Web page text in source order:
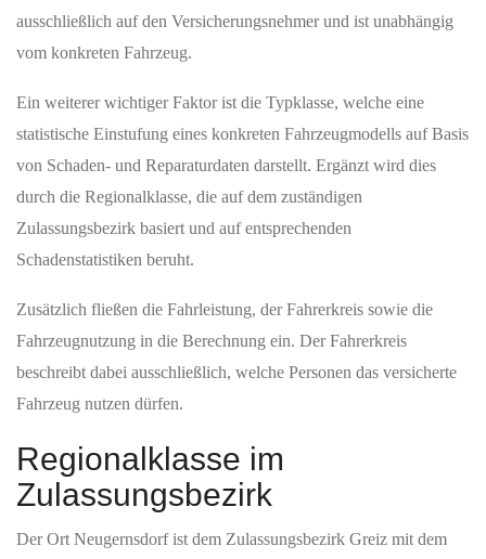
ausschließlich auf den Versicherungsnehmer und ist unabhängig
vom konkreten Fahrzeug.
Ein weiterer wichtiger Faktor ist die Typklasse, welche eine
statistische Einstufung eines konkreten Fahrzeugmodells auf Basis
von Schaden- und Reparaturdaten darstellt. Ergänzt wird dies
durch die Regionalklasse, die auf dem zuständigen
Zulassungsbezirk basiert und auf entsprechenden
Schadenstatistiken beruht.
Zusätzlich fließen die Fahrleistung, der Fahrerkreis sowie die
Fahrzeugnutzung in die Berechnung ein. Der Fahrerkreis
beschreibt dabei ausschließlich, welche Personen das versicherte
Fahrzeug nutzen dürfen.
Regionalklasse im
Zulassungsbezirk
Der Ort Neugernsdorf ist dem Zulassungsbezirk Greiz mit dem